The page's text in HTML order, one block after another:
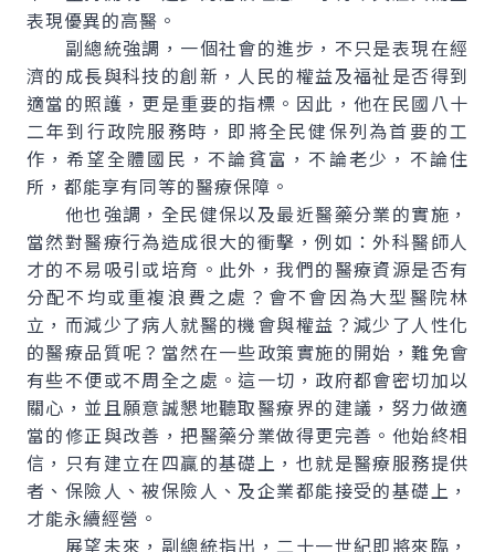
表現優異的高醫。
副總統強調，一個社會的進步，不只是表現在經
濟的成長與科技的創新，人民的權益及福祉是否得到
適當的照護，更是重要的指標。因此，他在民國八十
二年到行政院服務時，即將全民健保列為首要的工
作，希望全體國民，不論貧富，不論老少，不論住
所，都能享有同等的醫療保障。
他也強調，全民健保以及最近醫藥分業的實施，
當然對醫療行為造成很大的衝擊，例如：外科醫師人
才的不易吸引或培育。此外，我們的醫療資源是否有
分配不均或重複浪費之處？會不會因為大型醫院林
立，而減少了病人就醫的機會與權益？減少了人性化
的醫療品質呢？當然在一些政策實施的開始，難免會
有些不便或不周全之處。這一切，政府都會密切加以
關心，並且願意誠懇地聽取醫療界的建議，努力做適
當的修正與改善，把醫藥分業做得更完善。他始終相
信，只有建立在四贏的基礎上，也就是醫療服務提供
者、保險人、被保險人、及企業都能接受的基礎上，
才能永續經營。
展望未來，副總統指出，二十一世紀即將來臨，